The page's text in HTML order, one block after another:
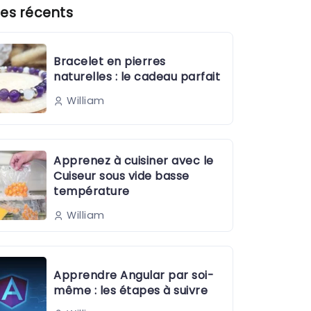
récents
Bracelet en pierres
naturelles : le cadeau parfait
William
Apprenez à cuisiner avec le
Cuiseur sous vide basse
température
William
Apprendre Angular par soi-
même : les étapes à suivre